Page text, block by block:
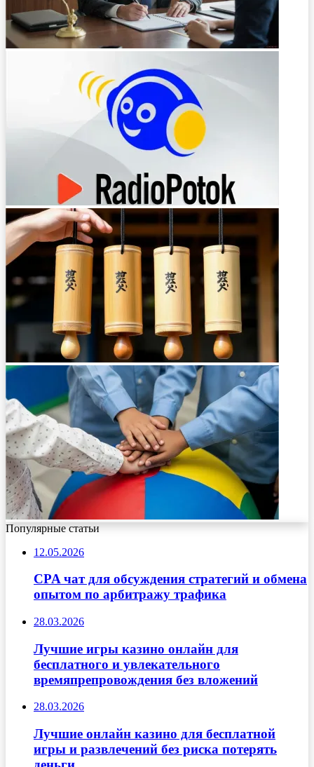
Популярные статьи
12.05.2026
CPA чат для обсуждения стратегий и обмена
опытом по арбитражу трафика
28.03.2026
Лучшие игры казино онлайн для
бесплатного и увлекательного
времяпрепровождения без вложений
28.03.2026
Лучшие онлайн казино для бесплатной
игры и развлечений без риска потерять